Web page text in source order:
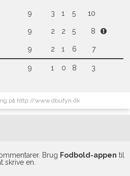
9 3 1 5 10
9 2 2 5 8
9 2 1 6 7
9 1 0 8 3
på http://www.dbufyn.dk
Brug Fodbold-appen til
skrive en.